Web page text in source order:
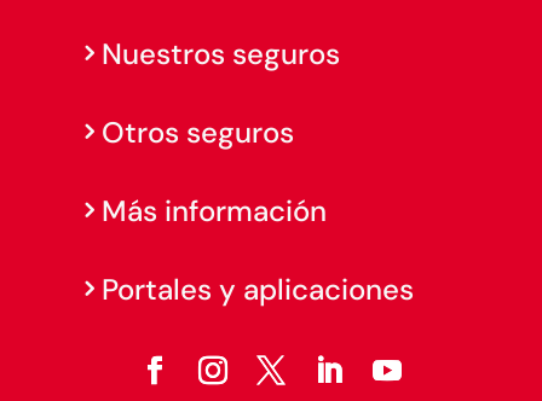
Nuestros seguros
Otros seguros
Más información
Portales y aplicaciones